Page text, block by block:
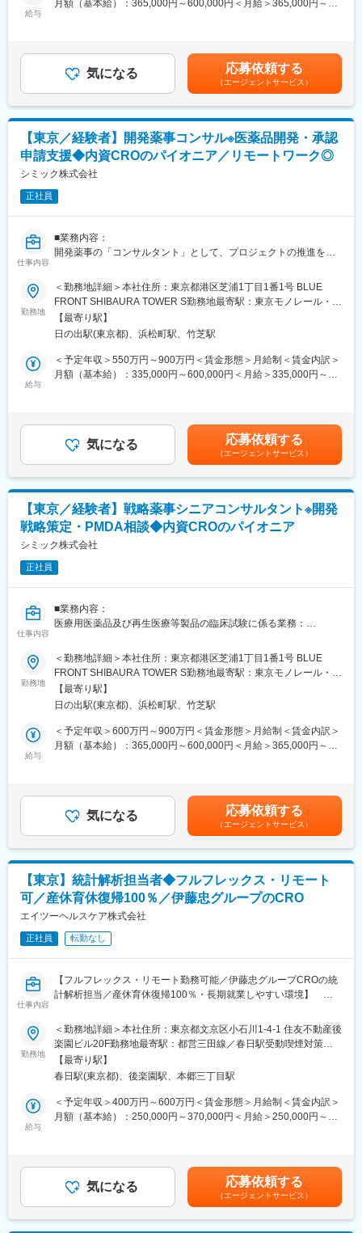
を活用した予防やケアの領域においても、プロフェッショナル集
団として、最適なソリューションを展開してまいります。医療の
最前線で求められるプレシジョンメディシンやデータを利活用し
界において、革新的な取り組みに挑戦し続けます。
変更の範囲：会社の定める業務
資料作成
２．再生医療等製品領域
・再生医療等製品に関するCMC薬事コンサルティング
■働き方：
リモートワークを中心に、業務状況や対応事項に応じて、対面で
の打ち合わせや、出社対応していただきます。
■働く環境について
◇CMCグループメンバーインタビュー
低分子医薬品からバイオ医薬品まで、最先端のモダリティーを含
めて幅広く専門知識が獲得できる環境です
https://cmic-jobs.com/interview/ra/
【キャリアモデル】
『アソシエイトコンサルタント』 一般職として基礎的な業務経験
を積むとともに、上位コンサルタントのサポートを行う。
▼
質的なリーダーとなり、進捗管理、issue 管理、利益管理等を行
う。
▼
『アソシエイトプリンシパル』 上級管理職として、部門横断的な
施策の遂行、リソース管理、人材育成、見積り作成、利益管理、
ベンダー管理などを行う。
変更の範囲：会社の定める業務
給与
月額（基本給）：365,000円～600,000円＜月給＞365,000円～
も目安の金額であり、選考を通じて上下する可能性があります。
月給(月額)は固定手当を含めた表記です。
気になる 応募依頼する
（エージェントサービス）
【東京／経験者】開発薬事コンサル※医薬品開発・承認
申請支援◆内資CROのパイオニア／リモートワーク◎
シミック株式会社
正社員
仕事内容
■業務内容：
開発薬事の「コンサルタント」として、プロジェクトの推進をお
以下が主な業務内容ですが、ご経験に応じて承認申請資料の作成
業務をメインにご担当いただく方や、プロジェクトマネジメント
をお任せする方など、役割をご相談させていただければと考えて
おります。
（1）医療用医薬品、再生医療等製品、バイオ後続品等の承認申請
資料等作成支援業務
【CTD Project Manager】
【Regulatory 関係文書作成者】
・CTD第1部の作成、レビュー、QC点検、作成に伴う管理（進捗
う管理（進捗管理、関係部署との連携、調整等）
・承認申請後の照会事項回答案の作成、レビュー、QC点検、作成
に伴う管理（進捗管理、関係部署との連携、調整等）
（2）医療用医薬品、バイオ後続品等の一般的名称（JAN）申請・
届出、希少疾病用医薬品指定（ODD）相談・申請、対面助言資料
等の作成支援業務
・JAN申請・届出資料の作成、レビュー、QC点検、作成に伴う管
理（進捗管理、関係部署との連携、調整等）
・ODD相談・申請資料の作成、レビュー、QC点検、作成に伴う
・対面助言資料の作成、レビュー、QC点検、作成に伴う管理（進
捗管理、関係部署との連携、調整等）
■組織構成
シャリストが多く在籍しています
・20～30代の社員も在籍しており、シニアコンサルタントのもと
■働き方：
・フレックスタイム制度：コアタイム無しのフルフレックスで、1
日3時間以上就業
・リモートワーク：業務の状況や内容に応じて、ご自身で出社と
リモートワークの使い分け、効率よく業務を進めています。
変更の範囲：会社の定める業務
勤務地
＜勤務地詳細＞本社住所：東京都港区芝浦1丁目1番1号 BLUE
FRONT SHIBAURA TOWER S勤務地最寄駅：東京モノレール・
JR山手線／浜松町駅受動喫煙対策：屋内全面禁煙変更の範囲：会
社の定める事業所（リモートワーク含む）
【最寄り駅】
日の出駅(東京都)、浜松町駅、竹芝駅
給与
＜予定年収＞550万円～900万円＜賃金形態＞月給制＜賃金内訳＞
月額（基本給）：335,000円～600,000円＜月給＞335,000円～
も目安の金額であり、選考を通じて上下する可能性があります。
月給(月額)は固定手当を含めた表記です。
気になる 応募依頼する
（エージェントサービス）
【東京／経験者】戦略薬事シニアコンサルタント※開発
戦略策定・PMDA相談◆内資CROのパイオニア
シミック株式会社
正社員
仕事内容
■業務内容：
医療用医薬品及び再生医療等製品の臨床試験に係る業務：
・日本の規制要件への対応状況の確認（ギャップ分析）
・日本における臨床データパッケージの提案
・日本における適切なRegulatory pathwayの提案
2．PMDA相談
・PMDA相談業務リード
・相談資料の作成、照会事項回答、議事録の確認
・PMDA相談への出席
験を積むとともに、上位コンサルタントのサポートを行う。
▼
・ 『コンサルタント』 一般職又は管理職として、プロジェクトの
▼
・ 『シニアコンサルタント』 管理職として自身のプロジェクト業
務を遂行する他、チームメンバーへの適切な指示・マネジメント
を行う。
▼
・ 『アソシエイトプリンシパル』 上級管理職として、部門横断的
な施策の遂行、リソース管理、人材育成、見積り作成、利益管
理、ベンダー管理などを行う。
・フレックスタイム制度：コアタイム無しのフルフレックスで、1
日3時間以上就業
・リモートワーク：業務の状況や内容に応じて、ご自身で出社と
リモートワークの使い分け、効率よく業務を進めています。
変更の範囲：会社の定める業務
勤務地
＜勤務地詳細＞本社住所：東京都港区芝浦1丁目1番1号 BLUE
FRONT SHIBAURA TOWER S勤務地最寄駅：東京モノレール・
JR山手線／浜松町駅受動喫煙対策：屋内全面禁煙変更の範囲：会
社の定める事業所（リモートワーク含む）
【最寄り駅】
日の出駅(東京都)、浜松町駅、竹芝駅
給与
＜予定年収＞600万円～900万円＜賃金形態＞月給制＜賃金内訳＞
月額（基本給）：365,000円～600,000円＜月給＞365,000円～
も目安の金額であり、選考を通じて上下する可能性があります。
月給(月額)は固定手当を含めた表記です。
気になる 応募依頼する
（エージェントサービス）
【東京】統計解析担当者◆フルフレックス・リモート
可／産休育休復帰100％／伊藤忠グループのCRO
エイツーヘルスケア株式会社
正社員 転勤なし
仕事内容
【フルフレックス・リモート勤務可能／伊藤忠グループCROの統
計解析担当／産休育休復帰100％・長期就業しやすい環境】
【はじめに】
今回は、CROである当社にて、統計解析担当者を募集します。
治験、臨床研究、PMS等における統計解析業務全般にお任せしま
す。
【業務内容】
■プロトコル作成支援（解析パート等）
解析仕様書など
■SASプログラミング（データセット、結果）作成及びバリデーシ
勤務地
＜勤務地詳細＞本社住所：東京都文京区小石川1-4-1 住友不動産後
楽園ビル20F勤務地最寄駅：都営三田線／春日駅受動喫煙対策：
屋内全面禁煙変更の範囲：会社の定める事業所（リモートワーク
含む）
【最寄り駅】
春日駅(東京都)、後楽園駅、本郷三丁目駅
給与
＜予定年収＞400万円～600万円＜賃金形態＞月給制＜賃金内訳＞
月額（基本給）：250,000円～370,000円＜月給＞250,000円～
の年収・月給はあくまで目安であり、前職・ご経験を考慮の上、
決定致します。賃金はあくまでも目安の金額であり、選考を通じ
て上下する可能性があります。月給(月額)は固定手当を含めた表記
です。
気になる 応募依頼する
（エージェントサービス）